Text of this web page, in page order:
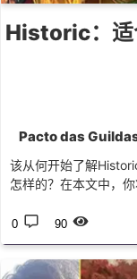
Historic：适
Pacto das
该从何开始了解
怎样的？在本文中，
0 90